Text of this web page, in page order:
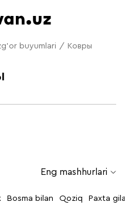
buyumlari / Ковры
Eng mashhurlari
bosma bilan qoziq paxta